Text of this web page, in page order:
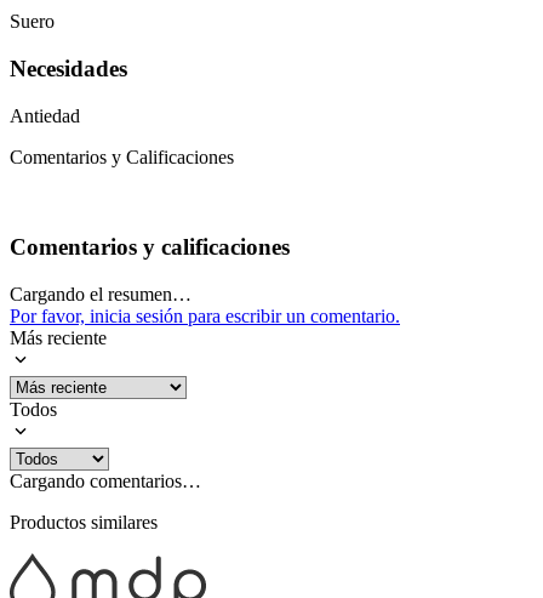
Suero
Necesidades
Antiedad
Comentarios y Calificaciones
Comentarios y calificaciones
Cargando el resumen…
Por favor, inicia sesión para escribir un comentario.
Más reciente
Todos
Cargando comentarios…
Productos similares